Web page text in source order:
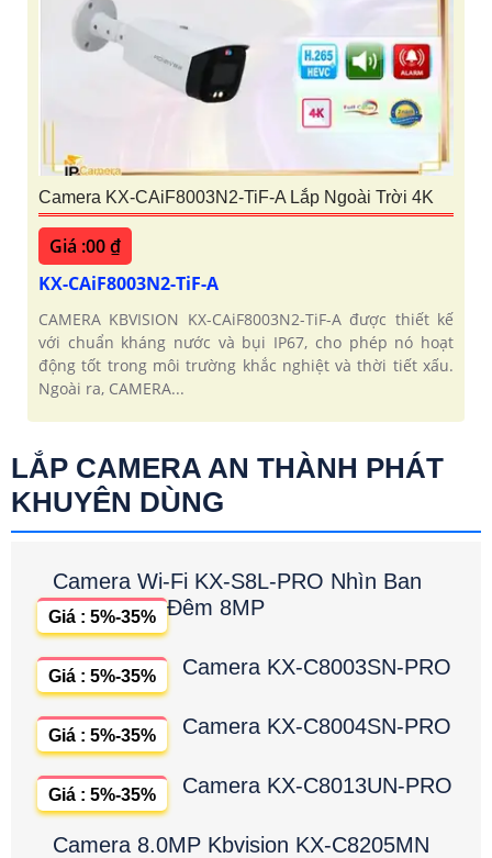
Camera KX-CAiF8003N2-TiF-A Lắp Ngoài Trời 4K
Giá :00 ₫
KX-CAiF8003N2-TiF-A
CAMERA KBVISION KX-CAiF8003N2-TiF-A được thiết kế
với chuẩn kháng nước và bụi IP67, cho phép nó hoạt
động tốt trong môi trường khắc nghiệt và thời tiết xấu.
Ngoài ra, CAMERA...
LẮP CAMERA AN THÀNH PHÁT
KHUYÊN DÙNG
Camera Wi-Fi KX-S8L-PRO Nhìn Ban
Đêm 8MP
Giá : 5%-35%
Camera KX-C8003SN-PRO
Giá : 5%-35%
Camera KX-C8004SN-PRO
Giá : 5%-35%
Camera KX-C8013UN-PRO
Giá : 5%-35%
Camera 8.0MP Kbvision KX-C8205MN